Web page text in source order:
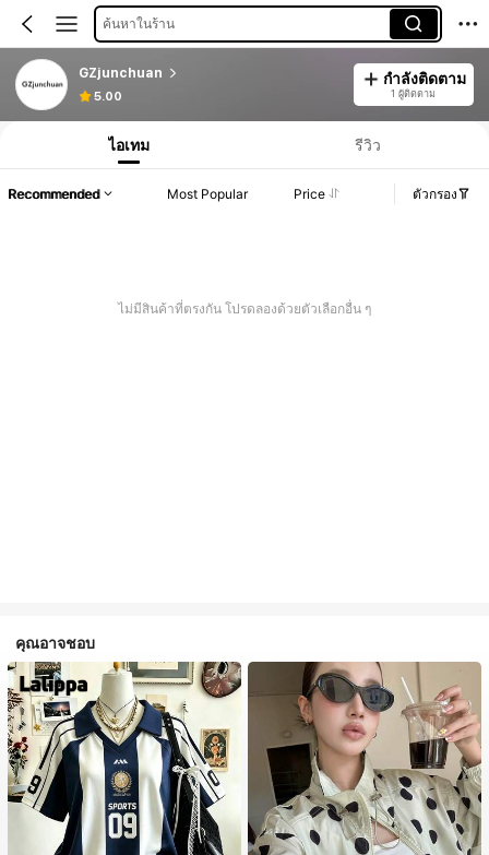
ค้นหาในร้าน
GZjunchuan
5.00
กำลังติดตาม
1 ผู้ติดตาม
ไอเทม รีวิว
Recommended Most Popular Price ตัวกรอง
ไม่มีสินค้าที่ตรงกัน โปรดลองด้วยตัวเลือกอื่น ๆ
คุณอาจชอบ